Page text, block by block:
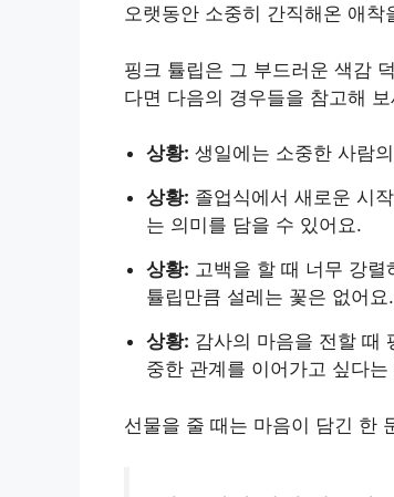
오랫동안 소중히 간직해온 애
핑크 튤립은 그 부드러운 색감
다면 다음의 경우들을 참고해
상황: 생일에는 소중한 사람
상황: 졸업식에서 새로운 시
는 의미를 담을 수 있어요.
상황: 고백을 할 때 너무 강
튤립만큼 설레는 꽃은 없어요.
상황: 감사의 마음을 전할 때
중한 관계를 이어가고 싶다
선물을 줄 때는 마음이 담긴 한